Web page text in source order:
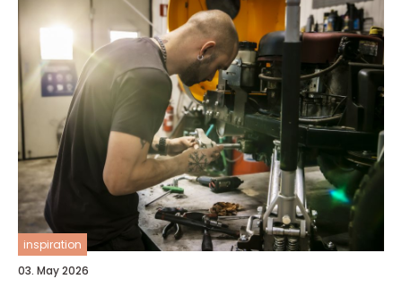
inspiration
03. May 2026